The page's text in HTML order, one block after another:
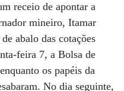
receio de apontar a
mineiro, Itamar
abalo das cotações
feira 7, a Bolsa de
os papéis da
No dia seguinte,